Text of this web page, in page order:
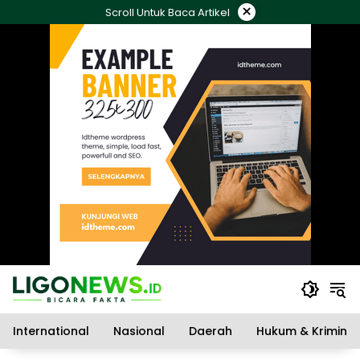
ke
Scroll Untuk Baca Artikel ×
International Nasional Daerah Hukum & Kriminal